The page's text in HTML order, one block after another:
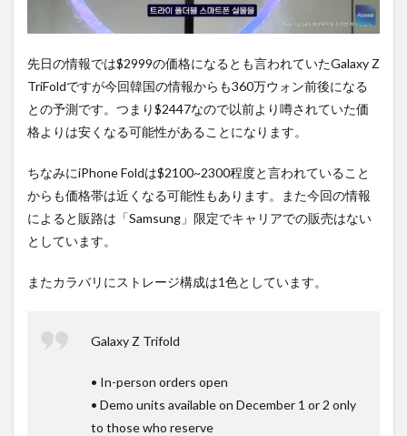
め！
先日の情報では$2999の価格になるとも言われていたGalaxy Z
TriFoldですが今回韓国の情報からも360万ウォン前後になる
との予測です。つまり$2447なので以前より噂されていた価
格よりは安くなる可能性があることになります。
ちなみにiPhone Foldは$2100~2300程度と言われていること
からも価格帯は近くなる可能性もあります。また今回の情報
によると販路は「Samsung」限定でキャリアでの販売はない
としています。
またカラバリにストレージ構成は1色としています。
Galaxy Z Trifold
• In-person orders open
• Demo units available on December 1 or 2 only
to those who reserve